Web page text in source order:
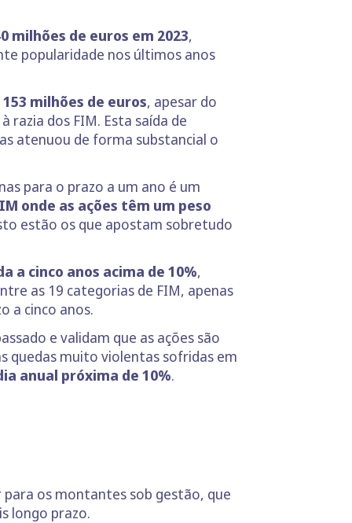
de euros em 2023,
popularidade nos últimos anos
milhões de euros, apesar do
razia dos FIM. Esta saída de
atenuou de forma substancial o
para o prazo a um ano é um
onde as ações têm um peso
estão os que apostam sobretudo
a cinco anos acima de 10%,
as 19 categorias de FIM, apenas
a cinco anos.
e validam que as ações são
quedas muito violentas sofridas em
anual próxima de 10%.
os montantes sob gestão, que
longo prazo.